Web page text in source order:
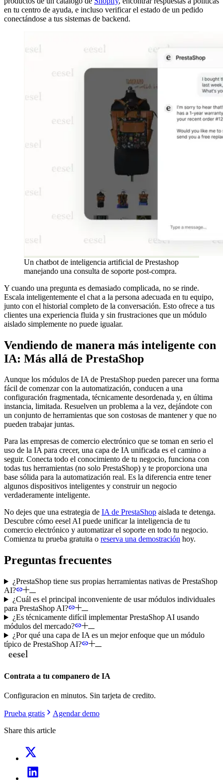
en tu centro de ayuda, e incluso verificar el estado de un pedido
conectándose a tus sistemas de backend.
Un chatbot de inteligencia artificial de Prestashop
manejando una consulta de soporte post-compra.
Y cuando una pregunta es demasiado complicada, no se rinde.
Escala inteligentemente el chat a la persona adecuada en tu equipo,
junto con el historial completo de la conversación. Esto ofrece a tus
clientes una experiencia fluida y sin frustraciones que un módulo
aislado simplemente no puede igualar.
Vendiendo de manera más inteligente con
IA: Más allá de PrestaShop
Aunque los módulos de IA de PrestaShop pueden parecer una forma
fácil de comenzar con la automatización, conducen a una
configuración fragmentada, técnicamente desordenada y, en última
instancia, limitada. Resuelven un problema a la vez, dejándote con
un conjunto de herramientas que son costosas de mantener y que no
pueden trabajar juntas.
Para las empresas de comercio electrónico que se toman en serio el
uso de la IA para crecer, una capa de IA unificada es el camino a
seguir. Conecta todo el conocimiento de tu negocio, funciona con
todas tus herramientas (no solo PrestaShop) y te proporciona una
base sólida para la automatización real. Es la diferencia entre tener
algunos dispositivos inteligentes y construir un negocio
verdaderamente inteligente.
No dejes que una estrategia de IA de PrestaShop aislada te detenga.
Descubre cómo eesel AI puede unificar la inteligencia de tu
comercio electrónico y automatizar el soporte en todo tu negocio.
Comienza tu prueba gratuita o reserva una demostración hoy.
Preguntas frecuentes
¿PrestaShop tiene sus propias herramientas nativas de PrestaShop
AI?
¿Cuál es el principal inconveniente de usar módulos individuales
para PrestaShop AI?
¿Es técnicamente difícil implementar PrestaShop AI usando
módulos del mercado?
¿Por qué una capa de IA es un mejor enfoque que un módulo
típico de PrestaShop AI?
Contrata a tu companero de IA
Configuracion en minutos. Sin tarjeta de credito.
Prueba gratis
Agendar demo
Share this article